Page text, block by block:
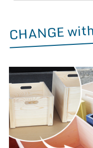
CHANGE